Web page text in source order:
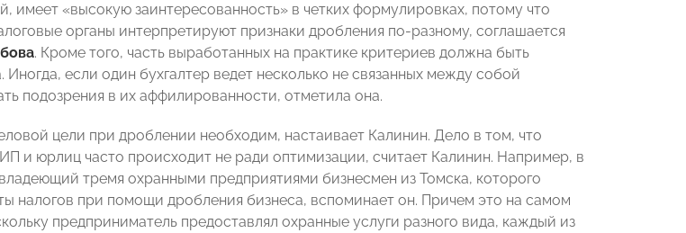
имеет «высокую заинтересованность» в четких формулировках, потому что
органы интерпретируют признаки дробления по-разному, соглашается
. Кроме того, часть выработанных на практике критериев должна быть
Иногда, если один бухгалтер ведет несколько не связанных между собой
подозрения в их аффилированности, отметила она.
цели при дроблении необходим, настаивает Калинин. Дело в том, что
и юрлиц часто происходит не ради оптимизации, считает Калинин. Например, в
тремя охранными предприятиями бизнесмен из Томска, которого
налогов при помощи дробления бизнеса, вспоминает он. Причем это на самом
предприниматель предоставлял охранные услуги разного вида, каждый из